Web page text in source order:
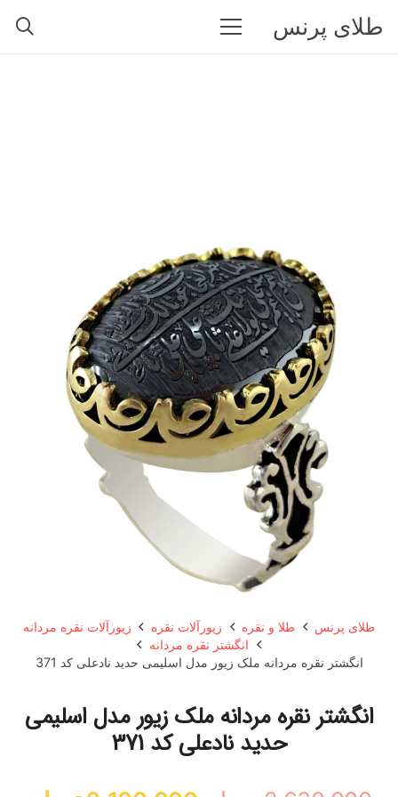
طلای پرنس
طلای پرنس طلا و نقره زیورآلات نقره
زیورآلات نقره مردانه
انگشتر نقره مردانه
انگشتر نقره مردانه ملک زیور مدل اسلیمی حدید نادعلی کد 371
انگشتر نقره مردانه ملک زیور مدل اسلیمی
حدید نادعلی کد 371